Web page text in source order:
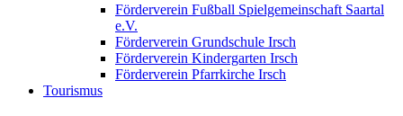
Förderverein Fußball Spielgemeinschaft Saartal
e.V.
Förderverein Grundschule Irsch
Förderverein Kindergarten Irsch
Förderverein Pfarrkirche Irsch
Tourismus